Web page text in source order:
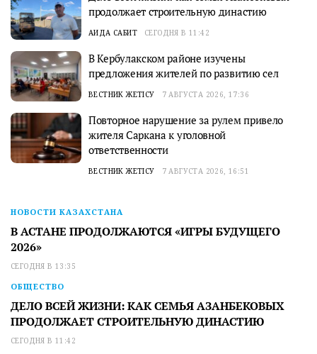
продолжает строительную династию
АИДА САБИТ СЕГОДНЯ В 11:42
В Кербулакском районе изучены
предложения жителей по развитию сел
ВЕСТНИК ЖЕТІСУ 7 АВГУСТА 2026, 17:36
Повторное нарушение за рулем привело
жителя Саркана к уголовной
ответственности
ВЕСТНИК ЖЕТІСУ 7 АВГУСТА 2026, 16:51
НОВОСТИ КАЗАХСТАНА
В АСТАНЕ ПРОДОЛЖАЮТСЯ «ИГРЫ БУДУЩЕГО
2026»
СЕГОДНЯ В 13:35
ОБЩЕСТВО
ДЕЛО ВСЕЙ ЖИЗНИ: КАК СЕМЬЯ АЗАНБЕКОВЫХ
ПРОДОЛЖАЕТ СТРОИТЕЛЬНУЮ ДИНАСТИЮ
СЕГОДНЯ В 11:42